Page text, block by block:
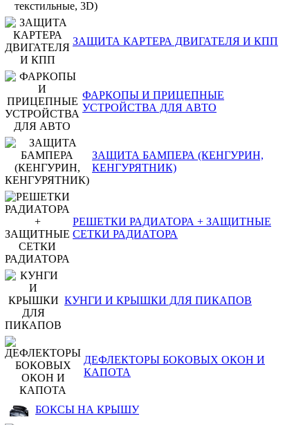
ЗАЩИТА КАРТЕРА ДВИГАТЕЛЯ И КПП
ФАРКОПЫ И ПРИЦЕПНЫЕ
УСТРОЙСТВА ДЛЯ АВТО
ЗАЩИТА БАМПЕРА (КЕНГУРИН,
КЕНГУРЯТНИК)
РЕШЕТКИ РАДИАТОРА + ЗАЩИТНЫЕ
СЕТКИ РАДИАТОРА
КУНГИ И КРЫШКИ ДЛЯ ПИКАПОВ
ДЕФЛЕКТОРЫ БОКОВЫХ ОКОН И
КАПОТА
БОКСЫ НА КРЫШУ